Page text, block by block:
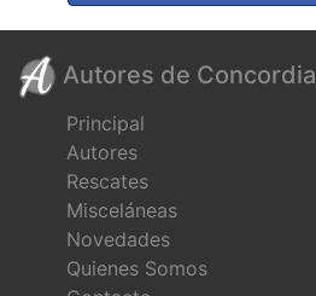
Autores de Concordia
Principal
Autores
Rescates
Misceláneas
Novedades
Quienes Somos